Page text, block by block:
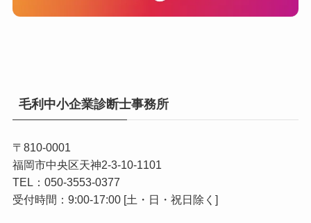
毛利中小企業診断士事務所
〒810-0001
福岡市中央区天神2-3-10-1101
TEL：050-3553-0377
受付時間：9:00-17:00 [土・日・祝日除く]